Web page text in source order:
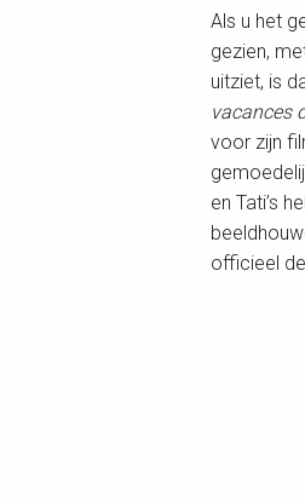
Als u het
gezien,
uitziet, is
vacances
voor zijn
en Tati’s
officieel